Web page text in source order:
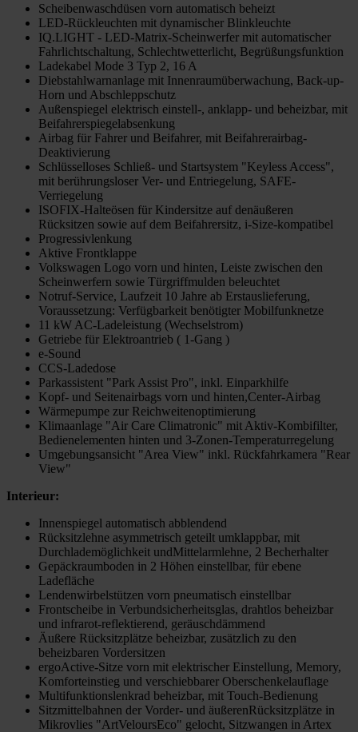
Scheibenwaschdüsen vorn automatisch beheizt
LED-Rückleuchten mit dynamischer Blinkleuchte
IQ.LIGHT - LED-Matrix-Scheinwerfer mit automatischer
Fahrlichtschaltung, Schlechtwetterlicht, Begrüßungsfunktion
Ladekabel Mode 3 Typ 2, 16 A
Diebstahlwarnanlage mit Innenraumüberwachung, Back-up-
Horn und Abschleppschutz
Außenspiegel elektrisch einstell-, anklapp- und beheizbar, mit
Beifahrerspiegelabsenkung
Airbag für Fahrer und Beifahrer, mit Beifahrerairbag-
Deaktivierung
Schlüsselloses Schließ- und Startsystem "Keyless Access",
mit berührungsloser Ver- und Entriegelung, SAFE-
Verriegelung
ISOFIX-Halteösen für Kindersitze auf denäußeren
Rücksitzen sowie auf dem Beifahrersitz, i-Size-kompatibel
Progressivlenkung
Aktive Frontklappe
Volkswagen Logo vorn und hinten, Leiste zwischen den
Scheinwerfern sowie Türgriffmulden beleuchtet
Notruf-Service, Laufzeit 10 Jahre ab Erstauslieferung,
Voraussetzung: Verfügbarkeit benötigter Mobilfunknetze
11 kW AC-Ladeleistung (Wechselstrom)
Getriebe für Elektroantrieb ( 1-Gang )
e-Sound
CCS-Ladedose
Parkassistent "Park Assist Pro", inkl. Einparkhilfe
Kopf- und Seitenairbags vorn und hinten,Center-Airbag
Wärmepumpe zur Reichweitenoptimierung
Klimaanlage "Air Care Climatronic" mit Aktiv-Kombifilter,
Bedienelementen hinten und 3-Zonen-Temperaturregelung
Umgebungsansicht "Area View" inkl. Rückfahrkamera "Rear
View"
Interieur:
Innenspiegel automatisch abblendend
Rücksitzlehne asymmetrisch geteilt umklappbar, mit
Durchlademöglichkeit undMittelarmlehne, 2 Becherhalter
Gepäckraumboden in 2 Höhen einstellbar, für ebene
Ladefläche
Lendenwirbelstützen vorn pneumatisch einstellbar
Frontscheibe in Verbundsicherheitsglas, drahtlos beheizbar
und infrarot-reflektierend, geräuschdämmend
Äußere Rücksitzplätze beheizbar, zusätzlich zu den
beheizbaren Vordersitzen
ergoActive-Sitze vorn mit elektrischer Einstellung, Memory,
Komforteinstieg und verschiebbarer Oberschenkelauflage
Multifunktionslenkrad beheizbar, mit Touch-Bedienung
Sitzmittelbahnen der Vorder- und äußerenRücksitzplätze in
Mikrovlies "ArtVeloursEco" gelocht, Sitzwangen in Artex